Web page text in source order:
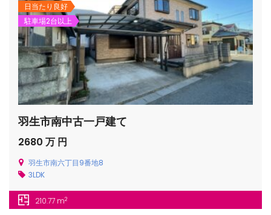
日当たり良好
駐車場2台以上
羽生市南中古一戸建て
2680 万 円
羽生市南六丁目9番地8
3LDK
210.77 m2
manager/wp-
top-